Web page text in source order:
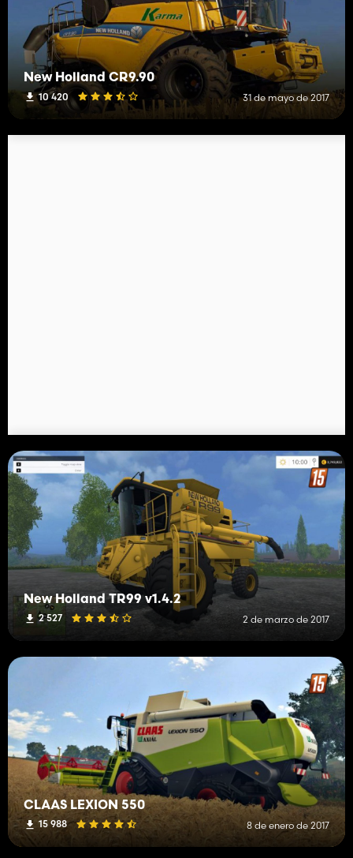
New Holland CR9.90
10 420 31 de mayo de 2017
New Holland TR99 v1.4.2
2 527 2 de marzo de 2017
CLAAS LEXION 550
15 988 8 de enero de 2017